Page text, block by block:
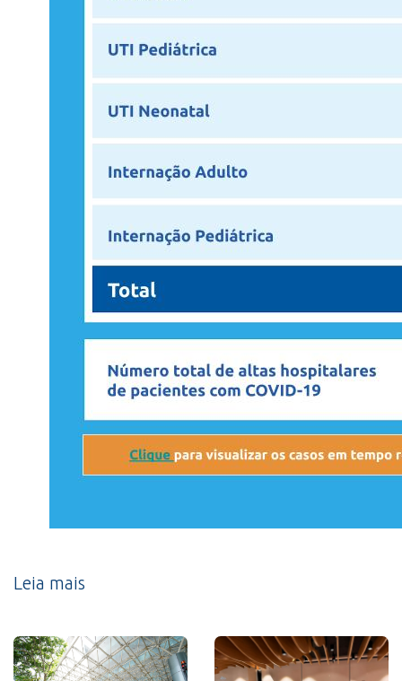
Leia mais